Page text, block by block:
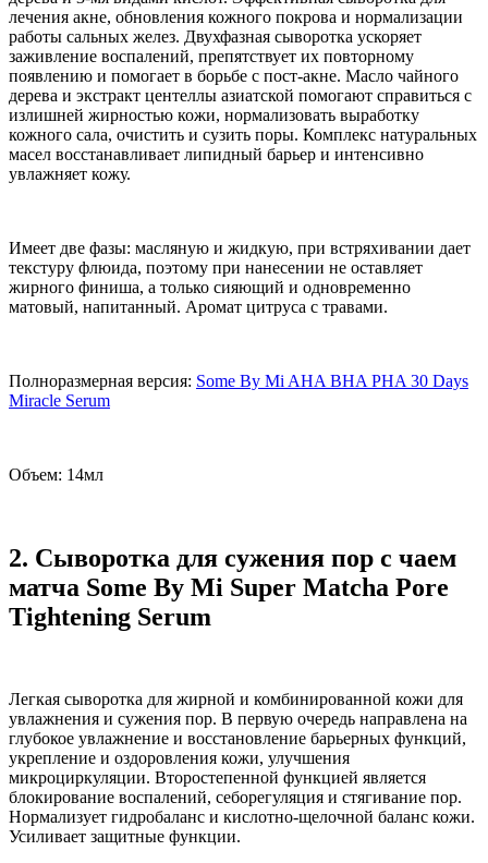
лечения акне, обновления кожного покрова и нормализации
работы сальных желез. Двухфазная сыворотка ускоряет
заживление воспалений, препятствует их повторному
появлению и помогает в борьбе с пост-акне. Масло чайного
дерева и экстракт центеллы азиатской помогают справиться с
излишней жирностью кожи, нормализовать выработку
кожного сала, очистить и сузить поры. Комплекс натуральных
масел восстанавливает липидный барьер и интенсивно
увлажняет кожу.
Имеет две фазы: масляную и жидкую, при встряхивании дает
текстуру флюида, поэтому при нанесении не оставляет
жирного финиша, а только сияющий и одновременно
матовый, напитанный. Аромат цитруса с травами.
Полноразмерная версия: Some By Mi AHA BHA PHA 30 Days
Miracle Serum
Объем: 14мл
2. Сыворотка для сужения пор с чаем
матча Some By Mi Super Matcha Pore
Tightening Serum
Легкая сыворотка для жирной и комбинированной кожи для
увлажнения и сужения пор. В первую очередь направлена на
глубокое увлажнение и восстановление барьерных функций,
укрепление и оздоровления кожи, улучшения
микроциркуляции. Второстепенной функцией является
блокирование воспалений, себорегуляция и стягивание пор.
Нормализует гидробаланс и кислотно-щелочной баланс кожи.
Усиливает защитные функции.